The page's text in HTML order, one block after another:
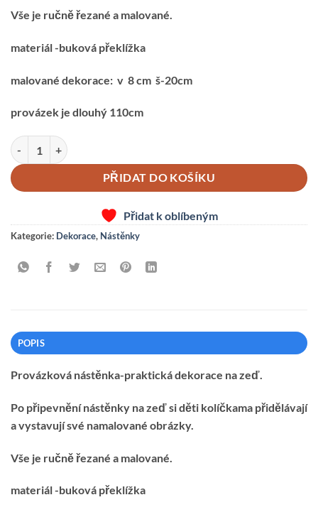
Vše je ručně řezané a malované.
materiál -buková překlížka
malované dekorace: v 8 cm š-20cm
provázek je dlouhý 110cm
PROVÁZKOVÁ NÁSTĚNKA-VLÁČEK množství
PŘIDAT DO KOŠÍKU
Přidat k oblíbeným
Kategorie: Dekorace, Nástěnky
POPIS
Provázková nástěnka-praktická dekorace na zeď.
Po připevnění nástěnky na zeď si děti kolíčkama přidělávají
a vystavují své namalované obrázky.
Vše je ručně řezané a malované.
materiál -buková překlížka